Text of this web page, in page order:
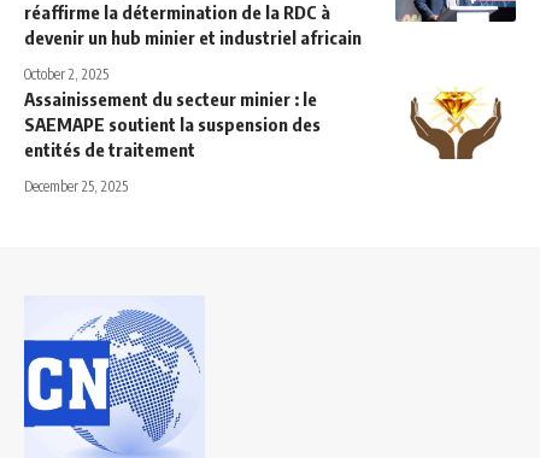
réaffirme la détermination de la RDC à
devenir un hub minier et industriel africain
October 2, 2025
Assainissement du secteur minier : le
SAEMAPE soutient la suspension des
entités de traitement
December 25, 2025